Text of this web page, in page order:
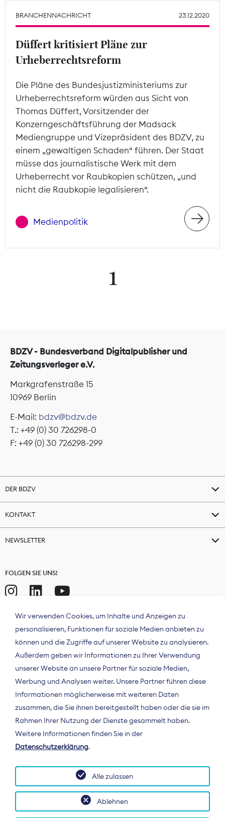
Mitgliederbereich
BRANCHENNACHRICHT 23.12.2020
Düffert kritisiert Pläne zur
Urheberrechtsreform
Die Pläne des Bundesjustizministeriums zur
Urheberrechtsreform würden aus Sicht von
Thomas Düffert, Vorsitzender der
Konzerngeschäftsführung der Madsack
Mediengruppe und Vizepräsident des BDZV, zu
einem „gewaltigen Schaden“ führen. Der Staat
müsse das journalistische Werk mit dem
Urheberrecht vor Raubkopien schützen, „und
nicht die Raubkopie legalisieren“.
Medienpolitik
1
BDZV - Bundesverband Digitalpublisher und
Zeitungsverleger e.V.
Markgrafenstraße 15
10969 Berlin
E-Mail: bdzv@bdzv.de
T.: +49 (0) 30 726298-0
F: +49 (0) 30 726298-299
DER BDZV
KONTAKT
NEWSLETTER
FOLGEN SIE UNS!
Der Bundesverband Digitalpublisher und
Zeitungsverleger (BDZV) vertritt als
Spitzenorganisation die Interessen der
Deutschland und auf EU-Ebene.
Wir verwenden Cookies, um Inhalte und Anzeigen zu
personalisieren, Funktionen für soziale Medien anbieten zu
können und die Zugriffe auf unserer Website zu analysieren.
Außerdem geben wir Informationen zu Ihrer Verwendung
unserer Website an unsere Partner für soziale Medien,
Werbung und Analysen weiter. Unsere Partner führen diese
Informationen möglicherweise mit weiteren Daten
zusammen, die Sie ihnen bereitgestellt haben oder die sie im
Rahmen Ihrer Nutzung der Dienste gesammelt haben.
Weitere Informationen finden Sie in der
Datenschutzerklärung.
Ablehnen
Alle zulassen